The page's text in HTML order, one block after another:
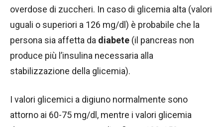
overdose di zuccheri. In caso di glicemia alta (valori
uguali o superiori a 126 mg/dl) è probabile che la
persona sia affetta da diabete (il pancreas non
produce più l’insulina necessaria alla
stabilizzazione della glicemia).
I valori glicemici a digiuno normalmente sono
attorno ai 60-75 mg/dl, mentre i valori glicemia